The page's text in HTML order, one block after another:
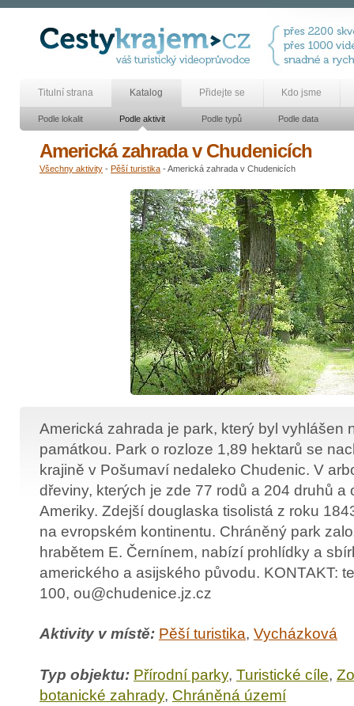
Titulní strana Katalog Přidejte se Kdo jsme
Podle lokalit Podle aktivit Podle typů Podle data
Americká zahrada v Chudenicích
Všechny aktivity - Pěší turistika - Americká zahrada v Chudenicích
Americká zahrada je park, který byl vyhlášen
památkou. Park o rozloze 1,89 hektarů se
krajině v Pošumaví nedaleko Chudenic. V
dřeviny, kterých je zde 77 rodů a 204 druhů a
Ameriky. Zdejší douglaska tisolistá z roku
na evropském kontinentu. Chráněný park
hrabětem E. Černínem, nabízí prohlídky a
amerického a asijského původu. KONTAKT:
100, ou@chudenice.jz.cz
Aktivity v místě: Pěší turistika, Vycházková
Typ objektu: Přírodní parky, Turistické cíle,
botanické zahrady, Chráněná území